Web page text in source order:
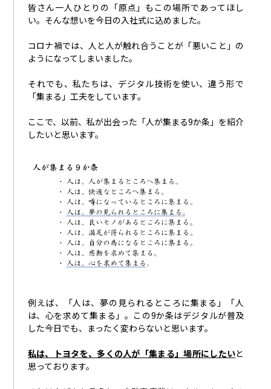
皆さん一人ひとりの「原点」もこの場所であってほし
い。そんな想いを今日の入社式に込めました。
コロナ禍では、人と人が触れ合うことが「悪いこと」の
ようになってしまいました。
それでも、私たちは、デジタル技術を使い、違う形で
「集まる」工夫をしています。
ここで、以前、私が出会った「人が集まる9か条」を紹介
したいと思います。
例えば、「人は、夢の見られるところに集まる」「人
は、心を求めて集まる」。この9か条はデジタルが普及
した今日でも、まったく変わらないと思います。
私は、トヨタを、多くの人が「集まる」場所にしたいと
思っております。